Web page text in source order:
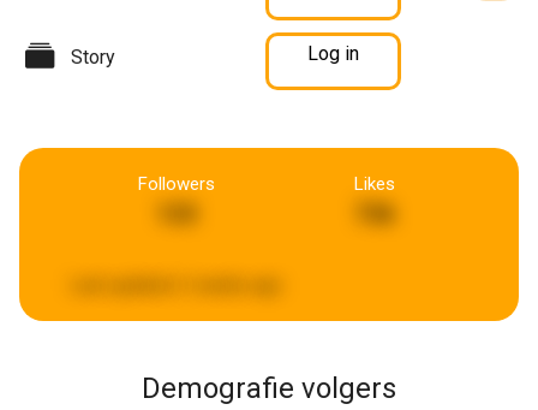
Story Log in
Followers Likes
Demografie volgers